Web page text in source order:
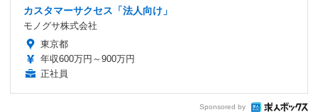
カスタマーサクセス「法人向け」
モノグサ株式会社
東京都
年収600万円～900万円
正社員
Sponsored by